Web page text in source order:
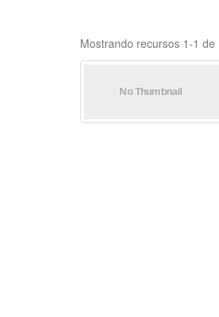
Mostrando recursos 1-1 de